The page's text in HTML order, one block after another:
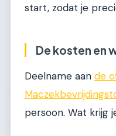
start, zodat je
De kosten en
Deelname aan de
persoon. Wat krijg